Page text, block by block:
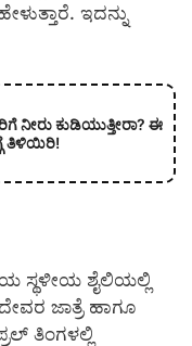
ಇದನ್ನು
ನೀರು ಕುಡಿಯುತ್ತೀರಾ? ಈ
ತಿಳಿಯಿರಿ!
ಸ್ಥಳೀಯ ಶೈಲಿಯಲ್ಲಿ
ಜಾತ್ರೆ ಹಾಗೂ
ತಿಂಗಳಲ್ಲಿ